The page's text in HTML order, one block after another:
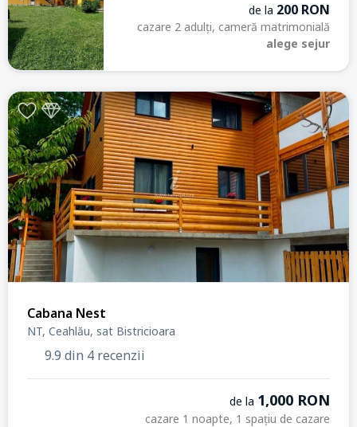
de la 200 RON
cazare 2 adulți, cameră matrimonială
alege sejur
Cabana Nest
NT, Ceahlău, sat Bistricioara
9.9 din 4 recenzii
de la 1,000 RON
cazare 1 noapte, 1 spațiu de cazare